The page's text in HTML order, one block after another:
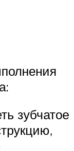
зубчатое